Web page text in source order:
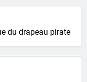
du drapeau pirate